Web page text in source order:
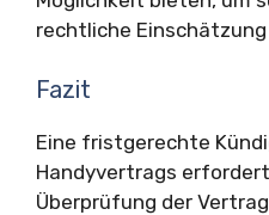
rechtliche
Fazit
Eine fristgerechte
Handyvertrags
Überprüfung der